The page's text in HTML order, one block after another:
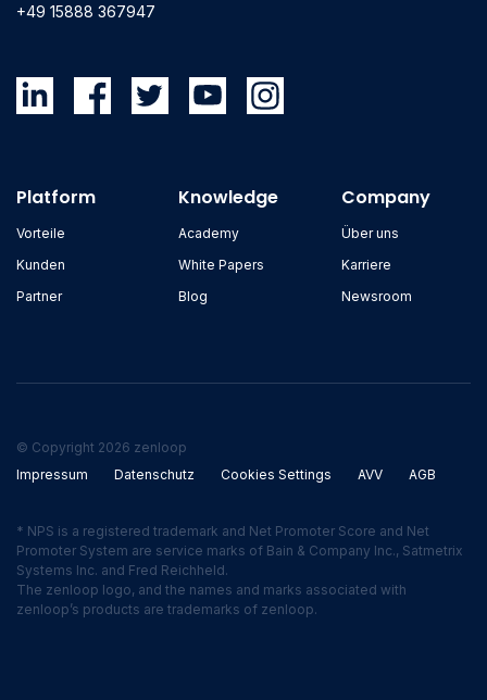
+49 15888 367947
Platform
Vorteile
Kunden
Partner
Knowledge
Academy
White Papers
Blog
Company
Über uns
Karriere
Newsroom
© Copyright 2026 zenloop
Impressum
Datenschutz Cookies Settings AVV AGB
* NPS is a registered trademark and Net Promoter Score and Net
Promoter System are service marks of Bain & Company Inc., Satmetrix
Systems Inc. and Fred Reichheld.
The zenloop logo, and the names and marks associated with
zenloop’s products are trademarks of zenloop.